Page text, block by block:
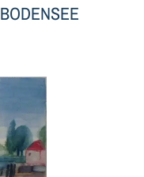
BODENSEE